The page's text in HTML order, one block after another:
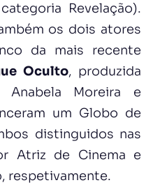
Revelação).
os dois atores
da mais recente
Oculto, produzida
Anabela Moreira e
um Globo de
distinguidos nas
Atriz de Cinema e
respetivamente.